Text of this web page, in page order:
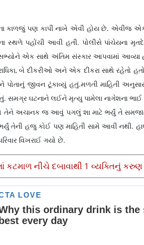
કાળજું પણ કાપી નાખે એવી હોય છે. એવીજ
સ્થળે પહોંચી આવી હતી. પોલીસે પાંચેયના
સભ્યોને એક સાથે અંતિમ સંસ્કાર આપવામાં
બે દીકરીઓ અને એક દીકરા સાથે રહેતો
જીવન ટૂંકાવ્યું હતું.મળતી માહિતી
સમગ્ર ઘટનાને લઈને મૃત્યુ પામેલા નાગેશના
તેને અચાનક જ આવું પગલું શા માટે ભર્યું તે સમજાતું
હજુ કોઈ પણ માહિતી સામે આવી નથી.
વિખરાઈ ગયો છે.
કટમાળ નીચે દબાવાથી 1 વ્યક્તિનું કરુણ